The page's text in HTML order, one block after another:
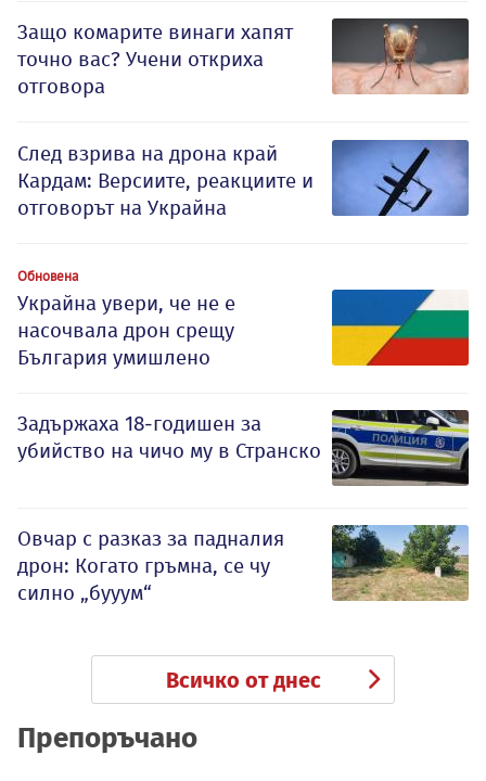
Защо комарите винаги хапят
точно вас? Учени откриха
отговора
След взрива на дрона край
Кардам: Версиите, реакциите и
отговорът на Украйна
Обновена
Украйна увери, че не е
насочвала дрон срещу
България умишлено
Задържаха 18-годишен за
убийство на чичо му в Странско
Овчар с разказ за падналия
дрон: Когато гръмна, се чу
силно „бууум“
Всичко от днес
Препоръчано